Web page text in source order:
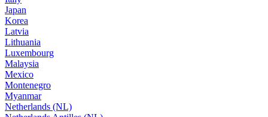
Japan
Korea
Latvia
Lithuania
Luxembourg
Malaysia
Mexico
Montenegro
Myanmar
Netherlands (NL)